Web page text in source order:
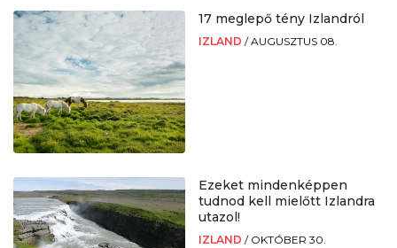
17 meglepő tény Izlandról
IZLAND /AUGUSZTUS 08.
Ezeket mindenképpen
tudnod kell mielőtt Izlandra
utazol!
IZLAND / OKTÓBER 30.